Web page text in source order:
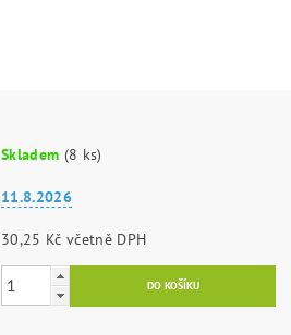
Skladem (8 ks)
11.8.2026
30,25 Kč včetně DPH